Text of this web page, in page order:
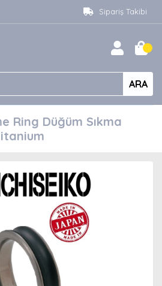
Sipariş Takibi
ARA
Ring Düğüm Sıkma